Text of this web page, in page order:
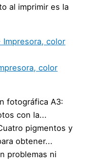
al imprimir es la
color
fotográfica A3:
con la...
pigmentos y
obtener...
problemas ni